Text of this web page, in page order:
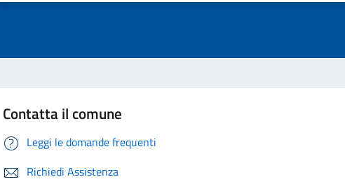
Contatta il comune
Leggi le domande frequenti
Richiedi Assistenza